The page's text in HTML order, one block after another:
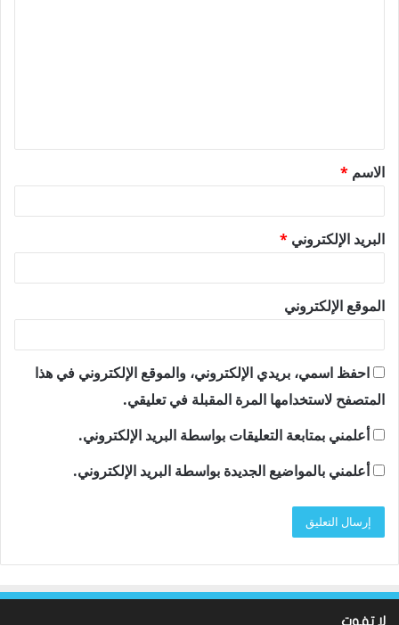
ق
*
الاسم *
البريد الإلكتروني *
الموقع الإلكتروني
احفظ اسمي، بريدي الإلكتروني، والموقع الإلكتروني في هذا
المتصفح لاستخدامها المرة المقبلة في تعليقي.
أعلمني بمتابعة التعليقات بواسطة البريد الإلكتروني.
أعلمني بالمواضيع الجديدة بواسطة البريد الإلكتروني.
لا تفوت